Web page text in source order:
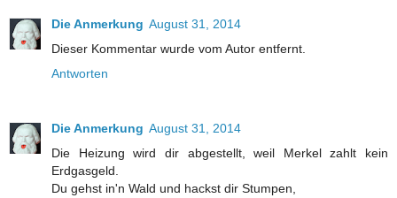
Die Anmerkung August 31, 2014
Dieser Kommentar wurde vom Autor entfernt.
Antworten
Die Anmerkung August 31, 2014
Die Heizung wird dir abgestellt, weil Merkel zahlt kein
Erdgasgeld.
Du gehst in'n Wald und hackst dir Stumpen,